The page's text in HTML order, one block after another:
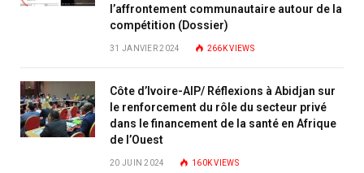
l’affrontement communautaire autour de la
compétition (Dossier)
31 JANVIER 2024 266KVIEWS
Côte d’Ivoire-AIP/ Réflexions à Abidjan sur
le renforcement du rôle du secteur privé
dans le financement de la santé en Afrique
de l’Ouest
20 JUIN 2024 160KVIEWS